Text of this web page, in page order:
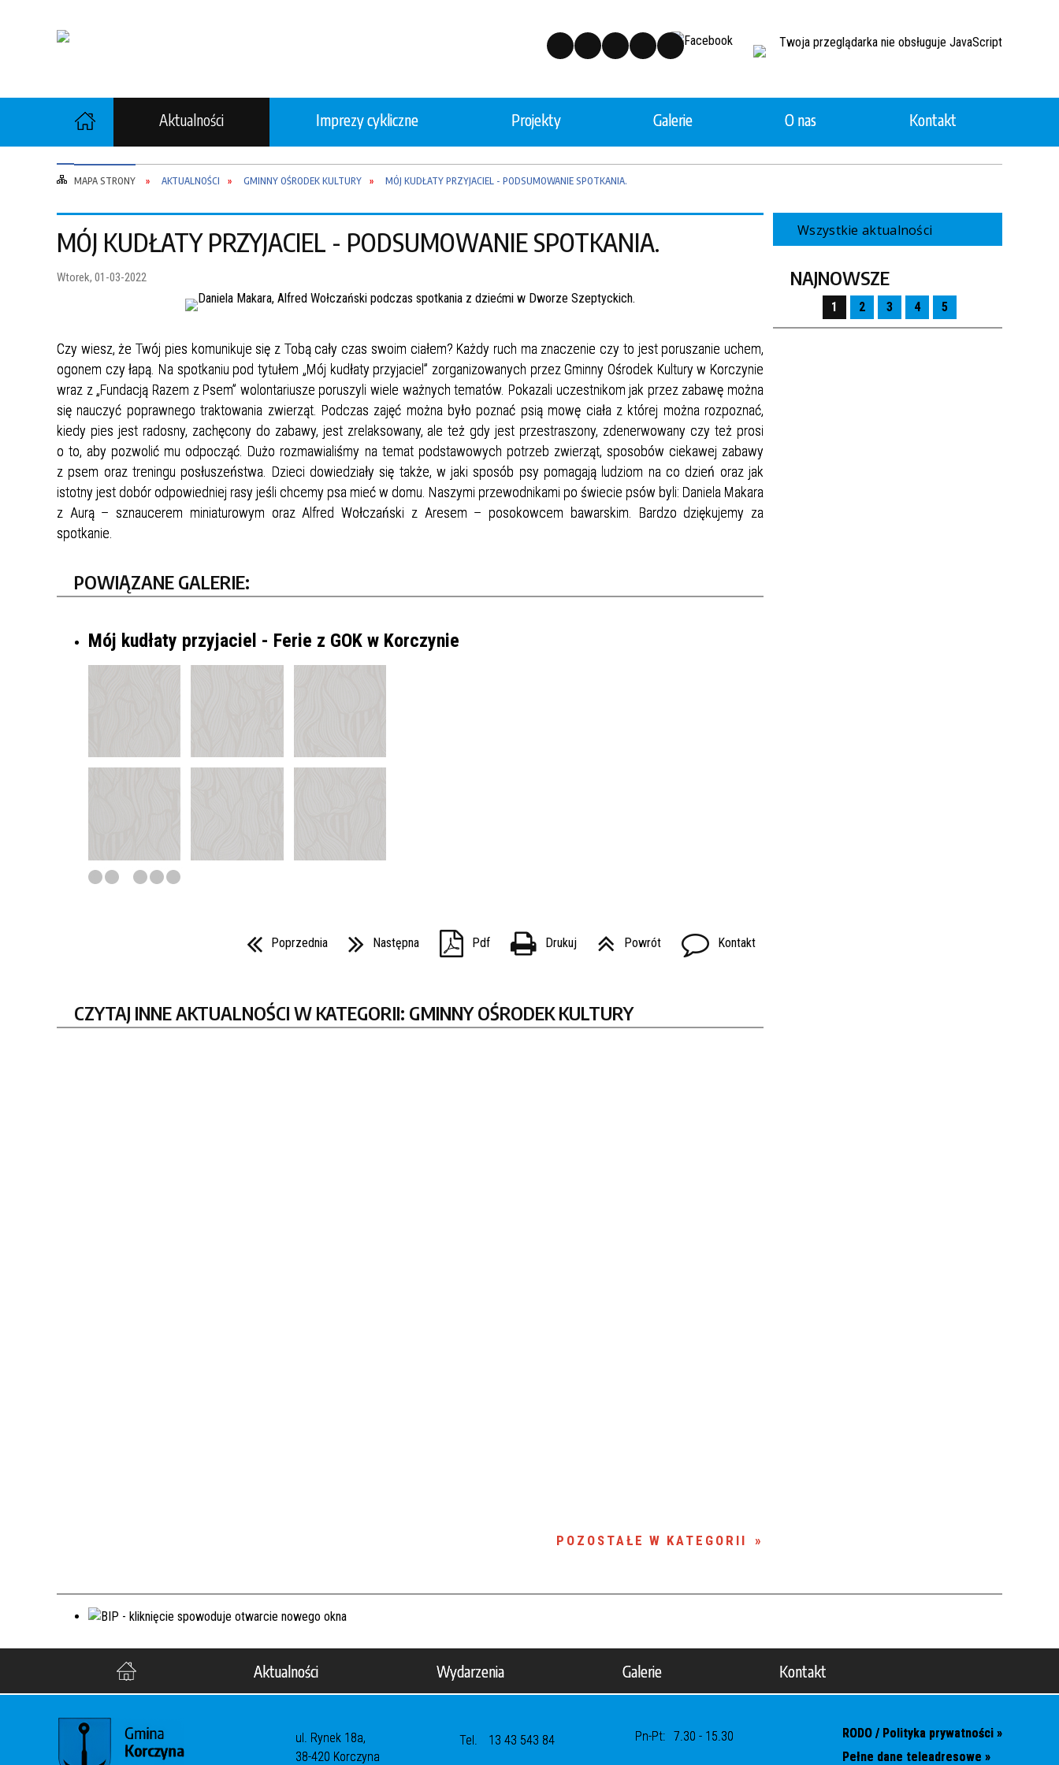
Twoja przeglądarka nie obsługuje JavaScript
Aktualności Imprezy cykliczne Projekty Galerie O nas Kontakt
MAPA STRONY AKTUALNOŚCI GMINNY OŚRODEK KULTURY MÓJ KUDŁATY PRZYJACIEL - PODSUMOWANIE SPOTKANIA.
MÓJ KUDŁATY PRZYJACIEL - PODSUMOWANIE SPOTKANIA.
Wtorek, 01-03-2022
Czy wiesz, że Twój pies komunikuje się z Tobą cały czas swoim ciałem? Każdy ruch ma znaczenie czy to jest poruszanie uchem,
ogonem czy łapą. Na spotkaniu pod tytułem „Mój kudłaty przyjaciel” zorganizowanych przez Gminny Ośrodek Kultury w Korczynie
wraz z „Fundacją Razem z Psem” wolontariusze poruszyli wiele ważnych tematów. Pokazali uczestnikom jak przez zabawę można
się nauczyć poprawnego traktowania zwierząt. Podczas zajęć można było poznać psią mowę ciała z której można rozpoznać,
kiedy pies jest radosny, zachęcony do zabawy, jest zrelaksowany, ale też gdy jest przestraszony, zdenerwowany czy też prosi
o to, aby pozwolić mu odpocząć. Dużo rozmawialiśmy na temat podstawowych potrzeb zwierząt, sposobów ciekawej zabawy
z psem oraz treningu posłuszeństwa. Dzieci dowiedziały się także, w jaki sposób psy pomagają ludziom na co dzień oraz jak
istotny jest dobór odpowiedniej rasy jeśli chcemy psa mieć w domu. Naszymi przewodnikami po świecie psów byli: Daniela Makara
z Aurą – sznaucerem miniaturowym oraz Alfred Wołczański z Aresem – posokowcem bawarskim. Bardzo dziękujemy za
spotkanie.
POWIĄZANE GALERIE:
Mój kudłaty przyjaciel - Ferie z GOK w Korczynie
Poprzednia Następna Pdf Drukuj Powrót Kontakt
CZYTAJ INNE AKTUALNOŚCI W KATEGORII: GMINNY OŚRODEK KULTURY
POZOSTAŁE W KATEGORII
Wszystkie aktualności
NAJNOWSZE
1 2 3 4 5
Aktualności Wydarzenia Galerie Kontakt
ul. Rynek 18a,
38-420 Korczyna
Tel. 13 43 543 84 Pn-Pt: 7.30 - 15.30
RODO / Polityka prywatności »
Pełne dane teleadresowe »